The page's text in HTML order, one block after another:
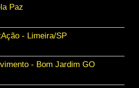
Paz
- Limeira/SP
- Bom Jardim GO